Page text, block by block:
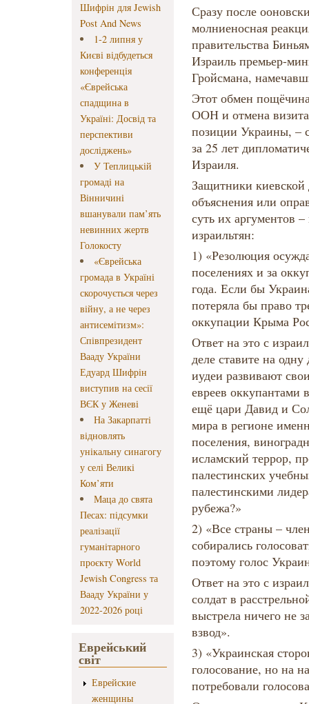
Шифрін для Jewish
Post And News
1-2 липня у
Києві відбудеться
конференція
«Єврейська
спадщина в
Україні: Досвід та
перспективи
досліджень»
У Теплицькій
громаді на
Вінничині
вшанували пам’ять
невинних жертв
Голокосту
«Єврейська
громада в Україні
скорочується через
війну, а не через
антисемітизм»:
Співпрезидент
Вааду України
Едуард Шифрін
виступив на сесії
ВЄК у Женеві
На Закарпатті
відновлять
унікальну синагогу
у селі Великі
Ком’яти
Маца до свята
Песах: підсумки
реалізації
гуманітарного
проєкту World
Jewish Congress та
Вааду України у
2022-2026 році
Еврейський
світ
Еврейские
женщины
Сразу после
молниеносная
правительства
Израиль премьер-
Гройсмана,
Этот обмен
ООН и отмена визита
позиции Украины, –
за 25 лет
Израиля.
Защитники
объяснения или
суть их аргументов
израильтян:
1) «Резолюция
поселениях и за
года. Если бы
потеряла бы право
оккупации Крыма
Ответ на это с
деле ставите на
иудеи развивают
евреев оккупантами
ещё цари Давид и
мира в регионе
поселения,
исламский террор,
палестинских
палестинскими
рубежа?»
2) «Все страны –
собирались
поэтому голос
Ответ на это с
солдат в
выстрела ничего не
взвод».
3) «Украинская
голосование, но на
потребовали